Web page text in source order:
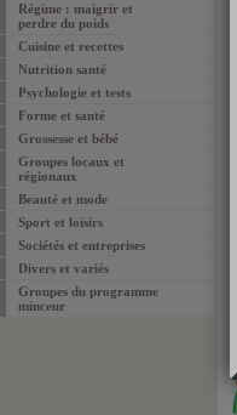
Régime : maigrir et
perdre du poids
Cuisine et recettes
Nutrition santé
Psychologie et tests
Forme et santé
Grossesse et bébé
Groupes locaux et
régionaux
Beauté et mode
Sport et loisirs
Sociétés et entreprises
Divers et variés
Groupes du programme
minceur